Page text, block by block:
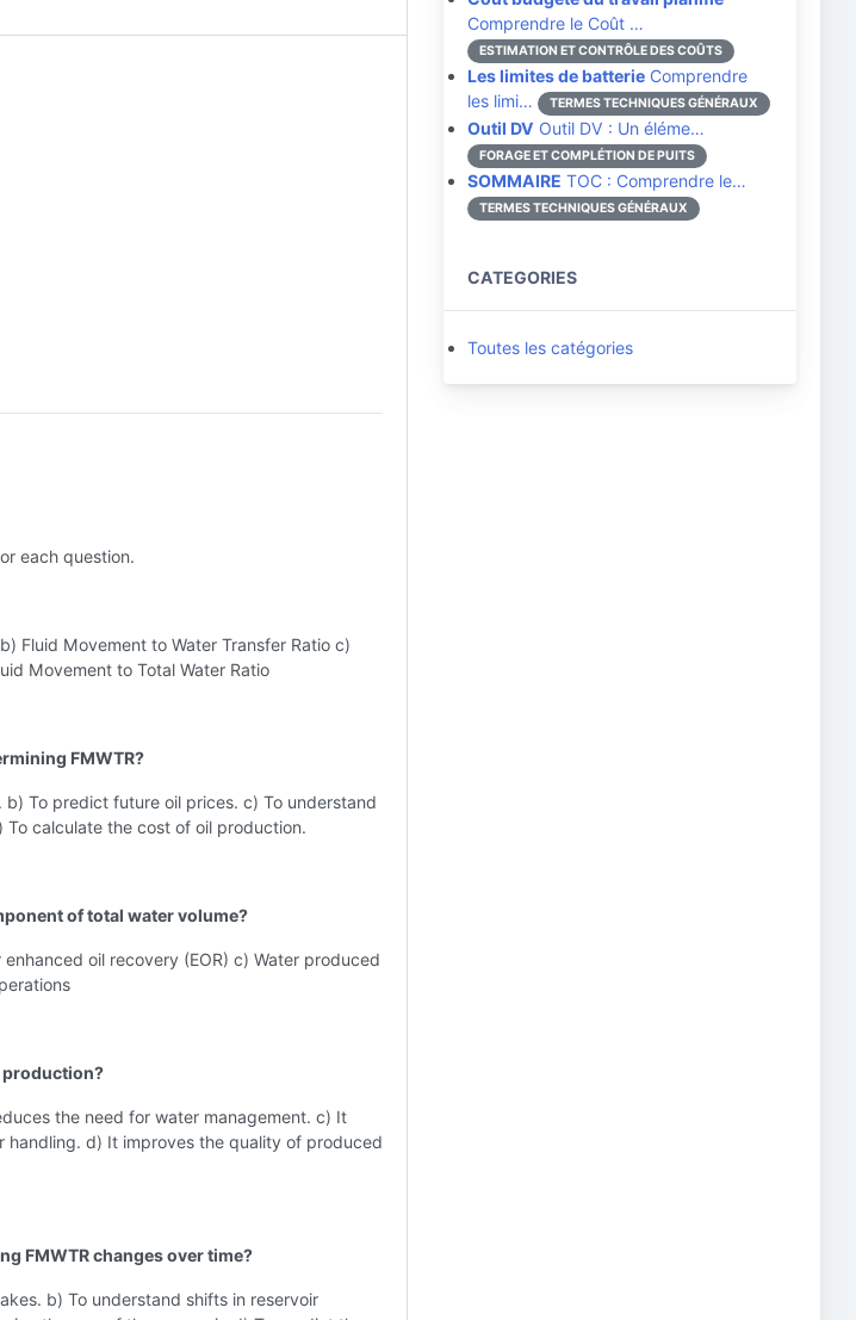
each question.
Fluid Movement to Water Transfer Ratio c)
Movement to Total Water Ratio
FMWTR?
To predict future oil prices. c) To understand
calculate the cost of oil production.
of total water volume?
oil recovery (EOR) c) Water produced
production?
the need for water management. c) It
handling. d) It improves the quality of produced
FMWTR changes over time?
b) To understand shifts in reservoir
Comprendre le Coût …
ESTIMATION ET CONTRÔLE DES COÛTS
Les limites de batterie Comprendre
les limi…
TERMES TECHNIQUES GÉNÉRAUX
Outil DV Outil DV : Un éléme…
FORAGE ET COMPLÉTION DE PUITS
SOMMAIRE TOC : Comprendre le…
TERMES TECHNIQUES GÉNÉRAUX
CATEGORIES
Toutes les catégories